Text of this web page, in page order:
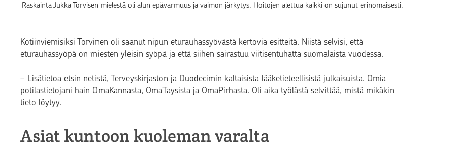
Raskainta Jukka Torvisen mielestä oli alun epävarmuus ja vaimon järkytys. Hoitojen alettua kaikki on sujunut erinomaisesti.
Kotiinviemisiksi Torvinen oli saanut nipun eturauhassyövästä kertovia esitteitä. Niistä selvisi, että
eturauhassyöpä on miesten yleisin syöpä ja että siihen sairastuu viitisentuhatta suomalaista vuodessa.
– Lisätietoa etsin netistä, Terveyskirjaston ja Duodecimin kaltaisista lääketieteellisistä julkaisuista. Omia
potilastietojani hain OmaKannasta, OmaTaysista ja OmaPirhasta. Oli aika työlästä selvittää, mistä mikäkin
tieto löytyy.
Asiat kuntoon kuoleman varalta